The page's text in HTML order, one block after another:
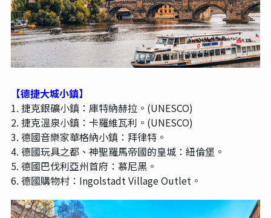
【德捷大城小鎮】
1. 捷克銀礦小鎮：庫特納赫拉。(UNESCO)
2. 捷克溫泉小鎮：卡羅維瓦利。(UNESCO)
3. 德國音樂家華格納小鎮：拜律特。
4. 德國玩具之都、神聖羅馬帝國的皇城：紐倫堡。
5. 德國巴伐利亞州首府：慕尼黑。
6. 德國購物村：Ingolstadt Village Outlet。